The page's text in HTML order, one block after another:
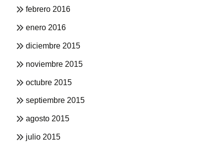
febrero 2016
enero 2016
diciembre 2015
noviembre 2015
octubre 2015
septiembre 2015
agosto 2015
julio 2015